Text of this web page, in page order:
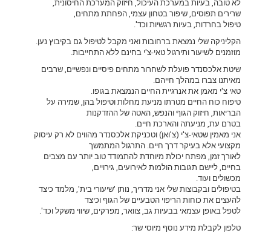
לא טובה, בעיות במערכת העיכול, חיזוק המערכת החיסונית,
שרירים תפוסים, שיפור בטחון עצמי, הפחתת מתחים,
טיפול בחרדות, בעיות רגשיות וכד'.
הקליניקה שלי נמצאת ברחובות ואני מקבל לטיפול גם בקיבוץ נען.
מוזמנים לשיעור ותירגול טאי-צ'י בחינם ללא התחייבות.
שיטת אלכסנדר פועלת לשחרור מתחים פיסיים ונפשיים, שרבים
מאיתנו צברו במהלך חייהם.
טאי צ'י מאמן את אנרגיית החיים הנמצאת בגופו.
טיפוח כוח החיים מטרתו מניעת מחלות וטיפול בהן, שמירה על
הבריאות, חיזוק הגוף והנפש, האטה של ההזדקנות
בטרם עת, מניעתה והארכת חיים.
אני מאמין שטאי-צ'י (צ'ואן) וטכניקת אלכסנדר מהווים לא רק עיסוק
מקצועי אלא בעיקר דרך חיים. התרגול המתמשך
לאורך זמן, מפתח יכולת מיוחדת להתמודד טוב יותר עם מצבים
בחיים, ליישם תגובות הולמות לאירועים, גירויים,
מכשולים ועוד.
בטיפולים ובקבוצות שלי אני מדריך, נותן 'שיעורי בית', מלמד כיצד
להעצים את כוחות הריפוי הטבעיים של הגוף וכיצד
לטפל באופן עצמאי בבעיות גב, צוואר, מפרקים, שיווי משקל וכד'.
טלפון לקבלת מידע נוסף מיוסי שר: